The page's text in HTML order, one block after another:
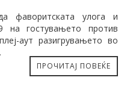
фаворитската улога и
на гостувањето против
аут разигрувањето во
ПРОЧИТАЈ ПОВЕЌЕ